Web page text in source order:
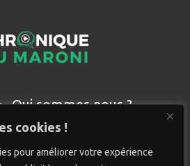
cookies !
pour améliorer votre expérience
Qui sommes nous ?
Contact